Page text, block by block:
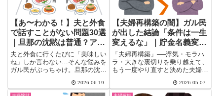
【あ〜わかる！】夫と外食
で話すことがない問題30選
｜旦那の沈黙は普通？アラ
フォー夫婦の本音
夫と外食に行くたびに「美味しい
ね」しか言わない…そんな悩みを
ガル民がぶっちゃけ。旦那の沈黙
ツ・無言外食は普通なのかを、ア
ラフォー・アラフィフ主婦のリア
2026.06.19
【夫婦再構築の闇】ガル民
が出した結論「条件は一生
変えるな」｜貯金名義変更
で贈与税・ペアローン地
獄・浮気相手の屈服はうま
くいかない理由
「夫婦再構築」──浮気・モラハ
ラ・大きな裏切りを乗り越えて、
もう一度やり直すと決めた夫婦が
2026.05.07